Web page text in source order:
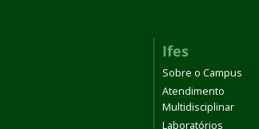
Ifes
Sobre o Campus
Atendimento
Multidisciplinar
Laboratórios